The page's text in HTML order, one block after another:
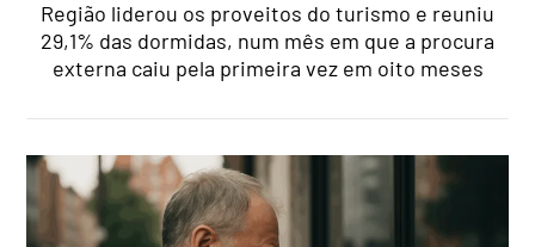
Região liderou os proveitos do turismo e reuniu
29,1% das dormidas, num mês em que a procura
externa caiu pela primeira vez em oito meses